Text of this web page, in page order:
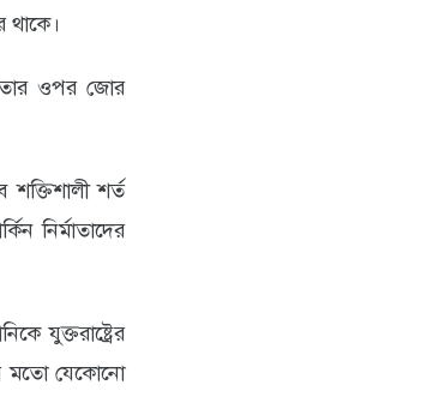
থাকে।
ওপর জোর
শর্ত
নির্মাতাদের
যুক্তরাষ্ট্রের
মতো যেকোনো